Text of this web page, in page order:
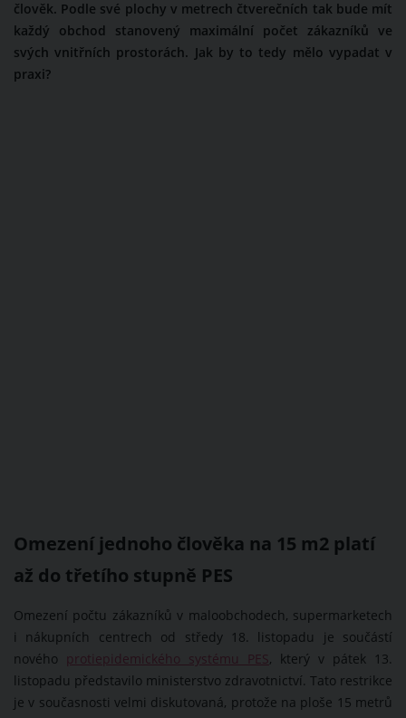
člověk. Podle své plochy v metrech čtverečních tak bude mít
každý obchod stanovený maximální počet zákazníků ve
svých vnitřních prostorách. Jak by to tedy mělo vypadat v
praxi?
Omezení jednoho člověka na 15 m2 platí
až do třetího stupně PES
Omezení počtu zákazníků v maloobchodech, supermarketech
i nákupních centrech od středy 18. listopadu je součástí
nového
protiepidemického systému PES, který v pátek 13.
listopadu představilo ministerstvo zdravotnictví. Tato restrikce
je v současnosti velmi diskutovaná, protože na ploše 15 metrů